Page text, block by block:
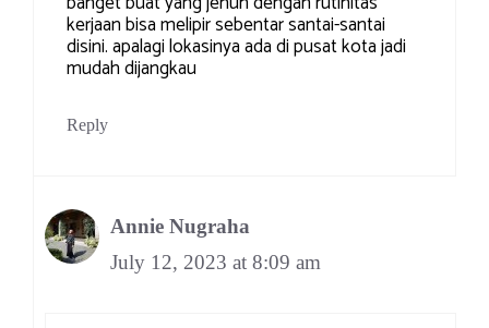
kerjaan bisa melipir sebentar santai-santai
disini. apalagi lokasinya ada di pusat kota jadi
mudah dijangkau
Reply
Annie Nugraha
July 12, 2023 at 8:09 am